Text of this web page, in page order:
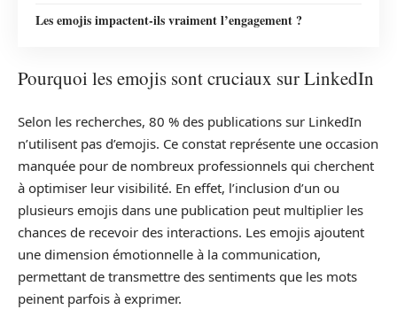
Les emojis impactent-ils vraiment l’engagement ?
Pourquoi les emojis sont cruciaux sur LinkedIn
Selon les recherches, 80 % des publications sur LinkedIn
n’utilisent pas d’emojis. Ce constat représente une occasion
manquée pour de nombreux professionnels qui cherchent
à optimiser leur visibilité. En effet, l’inclusion d’un ou
plusieurs emojis dans une publication peut multiplier les
chances de recevoir des interactions. Les emojis ajoutent
une dimension émotionnelle à la communication,
permettant de transmettre des sentiments que les mots
peinent parfois à exprimer.